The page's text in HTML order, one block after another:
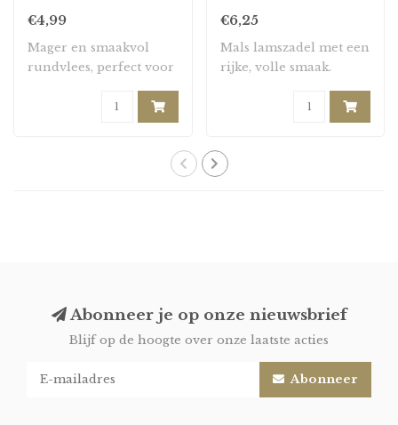
€4,99
Mager en smaakvol
rundvlees, perfect voor
€6,25
Mals lamszadel met een
rijke, volle smaak.
Abonneer je op onze nieuwsbrief
Blijf op de hoogte over onze laatste acties
Abonneer